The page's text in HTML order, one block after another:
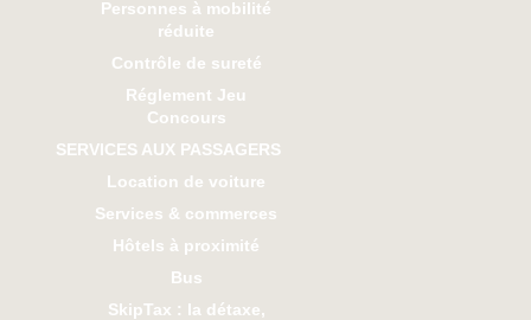
Personnes à mobilité
réduite
Contrôle de sureté
Réglement Jeu
Concours
SERVICES AUX PASSAGERS
Location de voiture
Services & commerces
Hôtels à proximité
Bus
SkipTax : la détaxe,